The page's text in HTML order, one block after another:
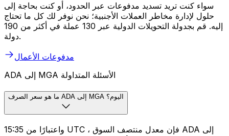
سواء كنت تريد تسديد مدفوعات عبر الحدود، أو كنت بحاجة إلى
حلول لإدارة مخاطر العملات الأجنبية؛ نحن نوفر لك كل ما تحتاج
إليه. قم بجدولة التحويلات الدولية عبر 130 عملة في أكثر من 190
دولة.
مدفوعات الأعمال
ADA إلى MGA الأسئلة المتداولة
ما هو سعر الصرف ADA إلى MGA اليوم؟
واعتبارًا من 15:35 UTC ، فإن معدل منتصف السوق ADA إلى